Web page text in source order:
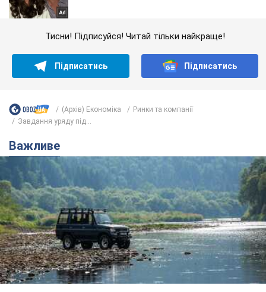
Тисни! Підписуйся! Читай тільки найкраще!
Підписатись Підписатись
(Архів) Економіка
Ринки та компанії
Завдання уряду під...
Важливе